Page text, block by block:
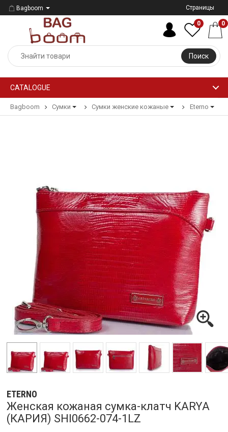
Bagboom Страницы
Поиск
0 0
CATALOGUE
Bagboom Сумки Сумки женские кожаные Eterno
ETERNO
Женская кожаная сумка-клатч KARYA
(КАРИЯ) SHI0662-074-1LZ